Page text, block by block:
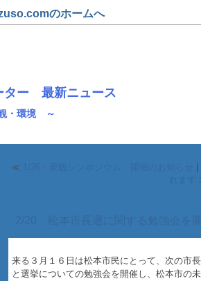
のホームへ
ター 最新ニュース
・環境 ～
≪
来る３月１６日は松本市民にとって、次の市
と選挙についての勉強会を開催し、松本市の